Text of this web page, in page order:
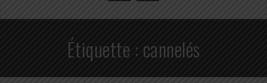
Étiquette : cannelés